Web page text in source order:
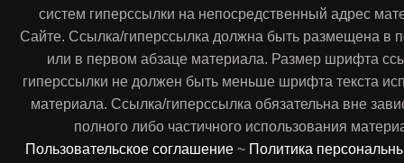
систем гиперссылки на непосредственный адрес
Сайте. Ссылка/гиперссылка должна быть размещена в
или в первом абзаце материала. Размер шрифта
гиперссылки не должен быть меньше шрифта текста
материала. Ссылка/гиперссылка обязательна вне
полного либо частичного использования
Пользовательское соглашение ~ Политика